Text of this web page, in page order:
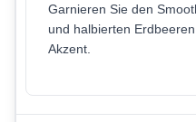
Garnieren Sie den
und halbierten
Akzent.